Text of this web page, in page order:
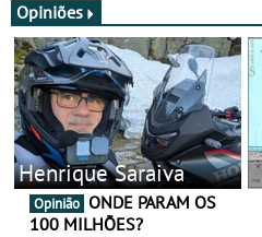
Opiniões
Henrique Saraiva
Opinião
100 MILHÕES?